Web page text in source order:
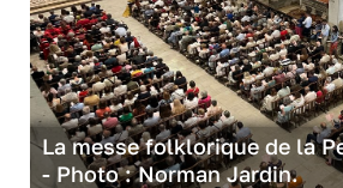
La messe folklorique de la
- Photo : Norman Jardin.